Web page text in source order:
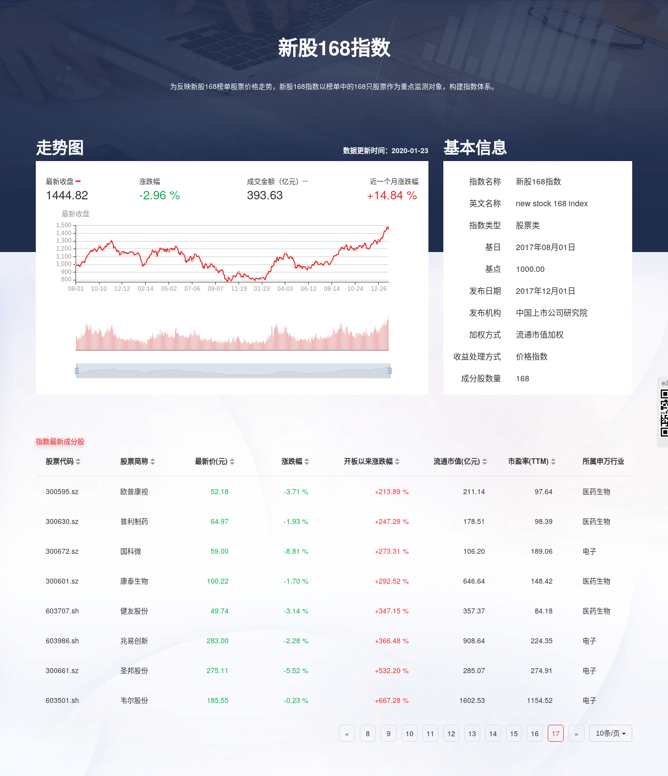
新股168指数
为反映新股168榜单股票价格走势，新股168指数以榜单中的168只股票作为重点监测对象，构建指数体系。
走势图 数据更新时间：2020-01-23
最新收盘
1444.82
涨跌幅
-2.96 %
成交金额（亿元）
393.63
近一个月涨跌幅
+14.84 %
基本信息
指数名称
新股168指数
英文名称
new stock 168 index
指数类型
股票类
基日
2017年08月01日
基点
1000.00
发布日期
2017年12月01日
发布机构
中国上市公司研究院
加权方式
流通市值加权
收益处理方式
价格指数
成分股数量
168
指数最新成分股
股票代码
股票简称 最新价(元) 涨跌幅 开板以来涨跌幅 流通市值(亿元) 市盈率(TTM) 所属申万行业
300595.sz 欧普康视 52.18 -3.71 % +213.89 % 211.14 97.64 医药生物
300630.sz 普利制药 64.97 -1.93 % +247.29 % 178.51 98.39 医药生物
300672.sz 国科微 59.00 -8.81 % +273.31 % 106.20 189.06 电子
300601.sz 康泰生物 100.22 -1.70 % +292.52 % 646.64 148.42 医药生物
603707.sh 健友股份 49.74 -3.14 % +347.15 % 357.37 84.18 医药生物
603986.sh 兆易创新 283.00 -2.28 % +366.48 % 908.64 224.35 电子
300661.sz 圣邦股份 275.11 -5.52 % +532.20 % 285.07 274.91 电子
603501.sh 韦尔股份 185.55 -0.23 % +667.28 % 1602.53 1154.52 电子
10条/页
« 8 9 10 11 12 13 14 15 16 17 »